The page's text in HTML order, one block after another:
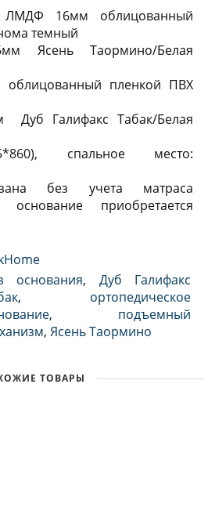
ЛМДФ 16мм облицованный
темный
Ясень Таормино/Белая
пленкой ПВХ
Галифакс Табак/Белая
спальное место:
без учета матраса
приобретается
основания, Дуб Галифакс
, ортопедическое
, подъемный
, Ясень Таормино
ТОВАРЫ